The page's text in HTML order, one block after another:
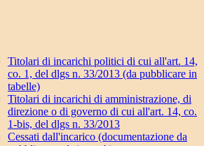
Titolari di incarichi politici di cui all'art. 14,
co. 1, del dlgs n. 33/2013 (da pubblicare in
tabelle)
Titolari di incarichi di amministrazione, di
direzione o di governo di cui all'art. 14, co.
1-bis, del dlgs n. 33/2013
Cessati dall'incarico (documentazione da